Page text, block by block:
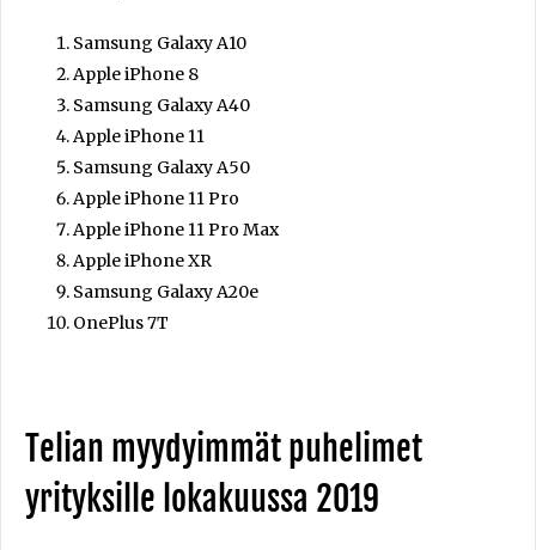
Samsung Galaxy A10
Apple iPhone 8
Samsung Galaxy A40
Apple iPhone 11
Samsung Galaxy A50
Apple iPhone 11 Pro
Apple iPhone 11 Pro Max
Apple iPhone XR
Samsung Galaxy A20e
OnePlus 7T
Telian myydyimmät puhelimet
yrityksille lokakuussa 2019